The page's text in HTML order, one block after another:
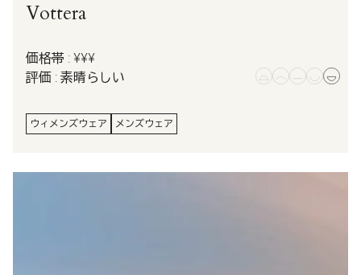
Vottera
価格帯 : ¥¥¥
評価 : 素晴らしい
ウィメンズウェア メンズウェア